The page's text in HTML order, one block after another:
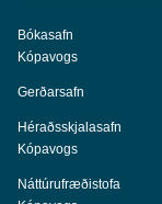
Bókasafn
Kópavogs
Gerðarsafn
Héraðsskjalasafn
Kópavogs
Náttúrufræðistofa